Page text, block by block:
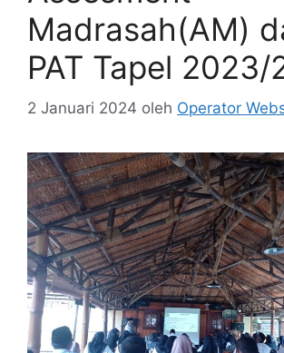
Madrasah(AM)
PAT Tapel 2023/
2 Januari 2024 oleh Operator